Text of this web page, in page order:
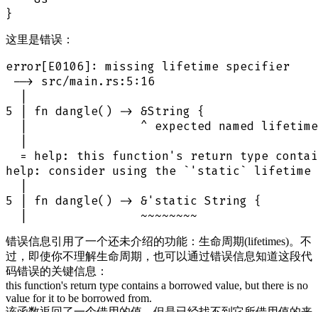
这里是错误：
error[E0106]: missing lifetime specifier
--> src/main.rs:5:16
5 | fn dangle() -> &String {
|                ^ expected named
= help: this function's return type
help: consider using the `'static` lifetime
5 | fn dangle() -> &'static String {
错误信息引用了一个还未介绍的功能：生命周期(lifetimes)。不
过，即使你不理解生命周期，也可以通过错误信息知道这段代
码错误的关键信息：
this function's return type contains a borrowed value, but there is no
value for it to be borrowed from.